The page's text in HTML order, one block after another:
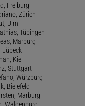
Freiburg
Zürich
Ulm
Tübingen
Marburg
Lübeck
Kiel
Stuttgart
Würzburg
Bielefeld
Marburg